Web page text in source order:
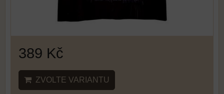
389 Kč
ZVOLTE VARIANTU